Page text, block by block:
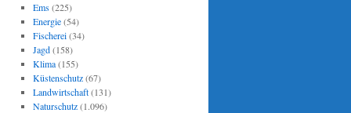
Ems(225)
Energie(54)
Fischerei(34)
Jagd(158)
Klima(155)
Küstenschutz(67)
Landwirtschaft(131)
Naturschutz(1.096)